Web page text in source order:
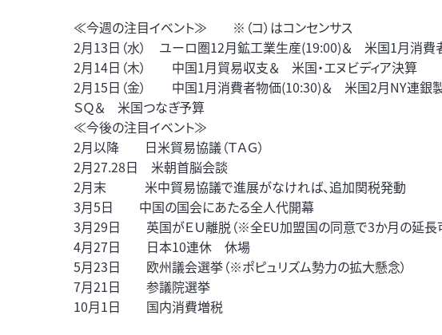
≪今週の注目イベント≫ ※（コ）はコンセンサス
2月13日（水） ユーロ圏12月鉱工業生産(19:00)＆ 米国1月消費
2月14日（木） 中国1月貿易収支＆ 米国・エヌビディア決算
2月15日（金） 中国1月消費者物価(10:30)＆ 米国2月NY連
ＳＱ＆ 米国つなぎ予算
≪今後の注目イベント≫
2月以降 日米貿易協議（ＴＡＧ）
2月27.28日 米朝首脳会談
2月末 米中貿易協議で進展がなければ、追加関税発動
3月5日 中国の国会にあたる全人代開幕
3月29日 英国がＥＵ離脱（※全EU加盟国の同意で3か月の延長
4月27日 日本10連休 休場
5月23日 欧州議会選挙（※ポピュリズム勢力の拡大懸念）
7月21日 参議院選挙
10月1日 国内消費増税